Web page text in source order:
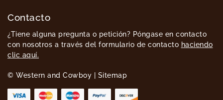
Contacto
¿Tiene alguna pregunta o petición? Póngase en contacto
con nosotros a través del formulario de contacto haciendo
clic aquí.
© Western and Cowboy | Sitemap